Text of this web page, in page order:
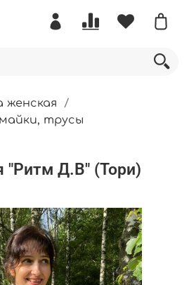
женская
трусы
"Ритм Д.В" (Тори)